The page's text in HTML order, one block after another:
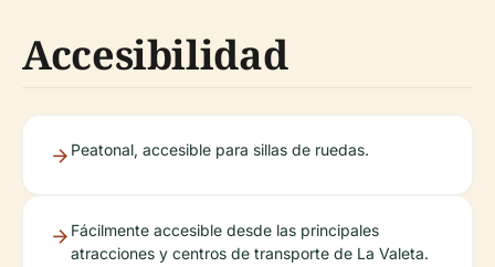
Accesibilidad
Peatonal, accesible para sillas de ruedas.
Fácilmente accesible desde las principales
atracciones y centros de transporte de La Valeta.